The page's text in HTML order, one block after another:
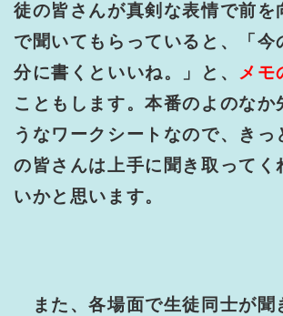
徒の皆さんが真剣な表情で前を
で聞いてもらっていると、「今
分に書くといいね。」と、 メモ
こともします。本番のよのなか
うなワークシートなので、きっ
の皆さんは上手に聞き取ってく
いかと思います。
また、各場面で生徒同士が聞